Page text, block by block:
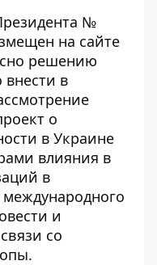
№
на сайте
решению
в
о
в Украине
влияния в
в
и
со